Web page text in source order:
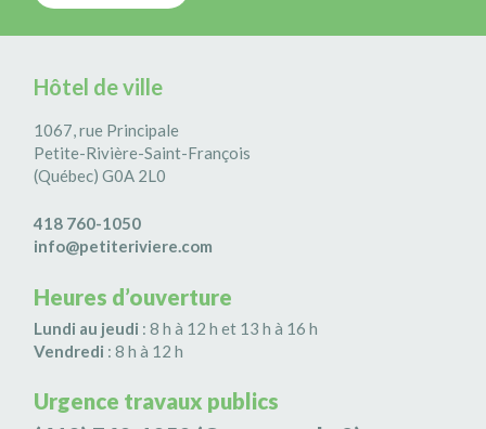
Hôtel de ville
1067, rue Principale
Petite-Rivière-Saint-François
(Québec) G0A 2L0
418 760-1050
info@petiteriviere.com
Heures d’ouverture
Lundi au jeudi : 8 h à 12 h et 13 h à 16 h
Vendredi : 8 h à 12 h
Urgence travaux publics